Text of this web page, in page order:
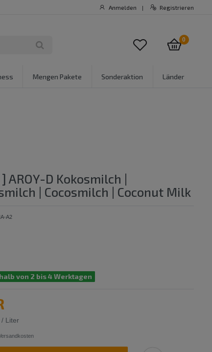
Anmelden | Registrieren
0
Mengen Pakete Sonderaktion Länder
AROY-D Kokosmilch |
| Cocosmilch | Coconut Milk
A2
von 2 bis 4 Werktagen
/ Liter